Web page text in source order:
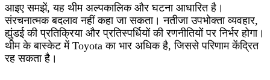
आइए समझें, यह थीम अल्पकालिक और घटना आधारित है।
संरचनात्मक बदलाव नहीं कहा जा सकता। नतीजा उपभोक्ता व्यवहार,
ह्युंडई की प्रतिक्रिया और प्रतिस्पर्धियों की रणनीतियों पर निर्भर होगा।
थीम के बास्केट में Toyota का भार अधिक है, जिससे परिणाम केंद्रित
रह सकता है।